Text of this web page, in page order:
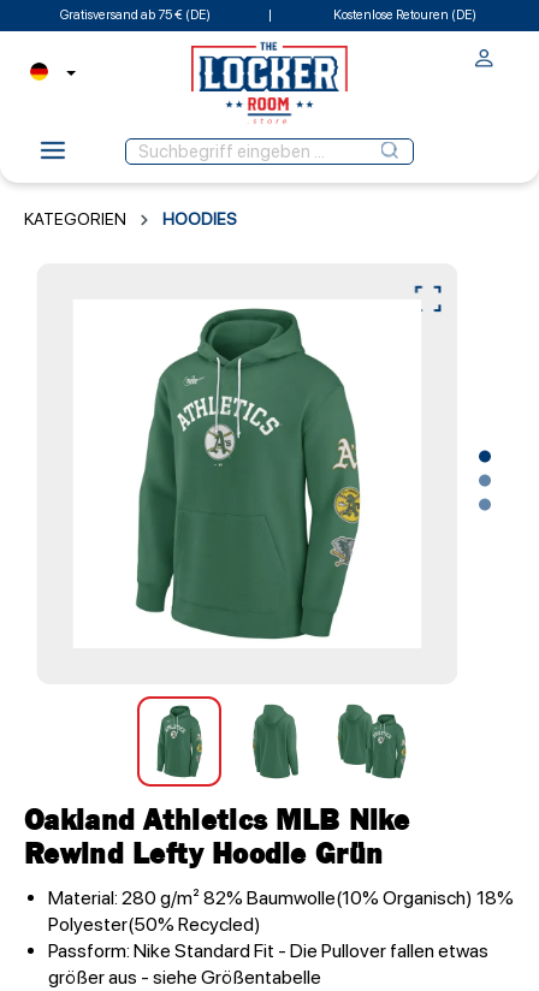
Gratisversand ab 75 € (DE) Kostenlose Retouren (DE)
KATEGORIEN HOODIES
Oakland Athletics MLB Nike
Rewind Lefty Hoodie Grün
Material: 280 g/m² 82% Baumwolle(10% Organisch) 18%
Polyester(50% Recycled)
Passform: Nike Standard Fit - Die Pullover fallen etwas
größer aus - siehe Größentabelle